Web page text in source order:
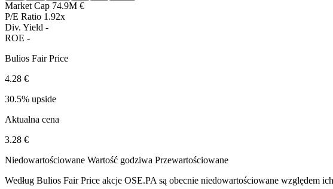
Market Cap 74.9M €
P/E Ratio 1.92x
Div. Yield -
ROE -
Bulios Fair Price
4.28 €
30.5% upside
Aktualna cena
3.28 €
Niedowartościowane Wartość godziwa Przewartościowane
Według Bulios Fair Price akcje OSE.PA są obecnie niedowartościowane względem